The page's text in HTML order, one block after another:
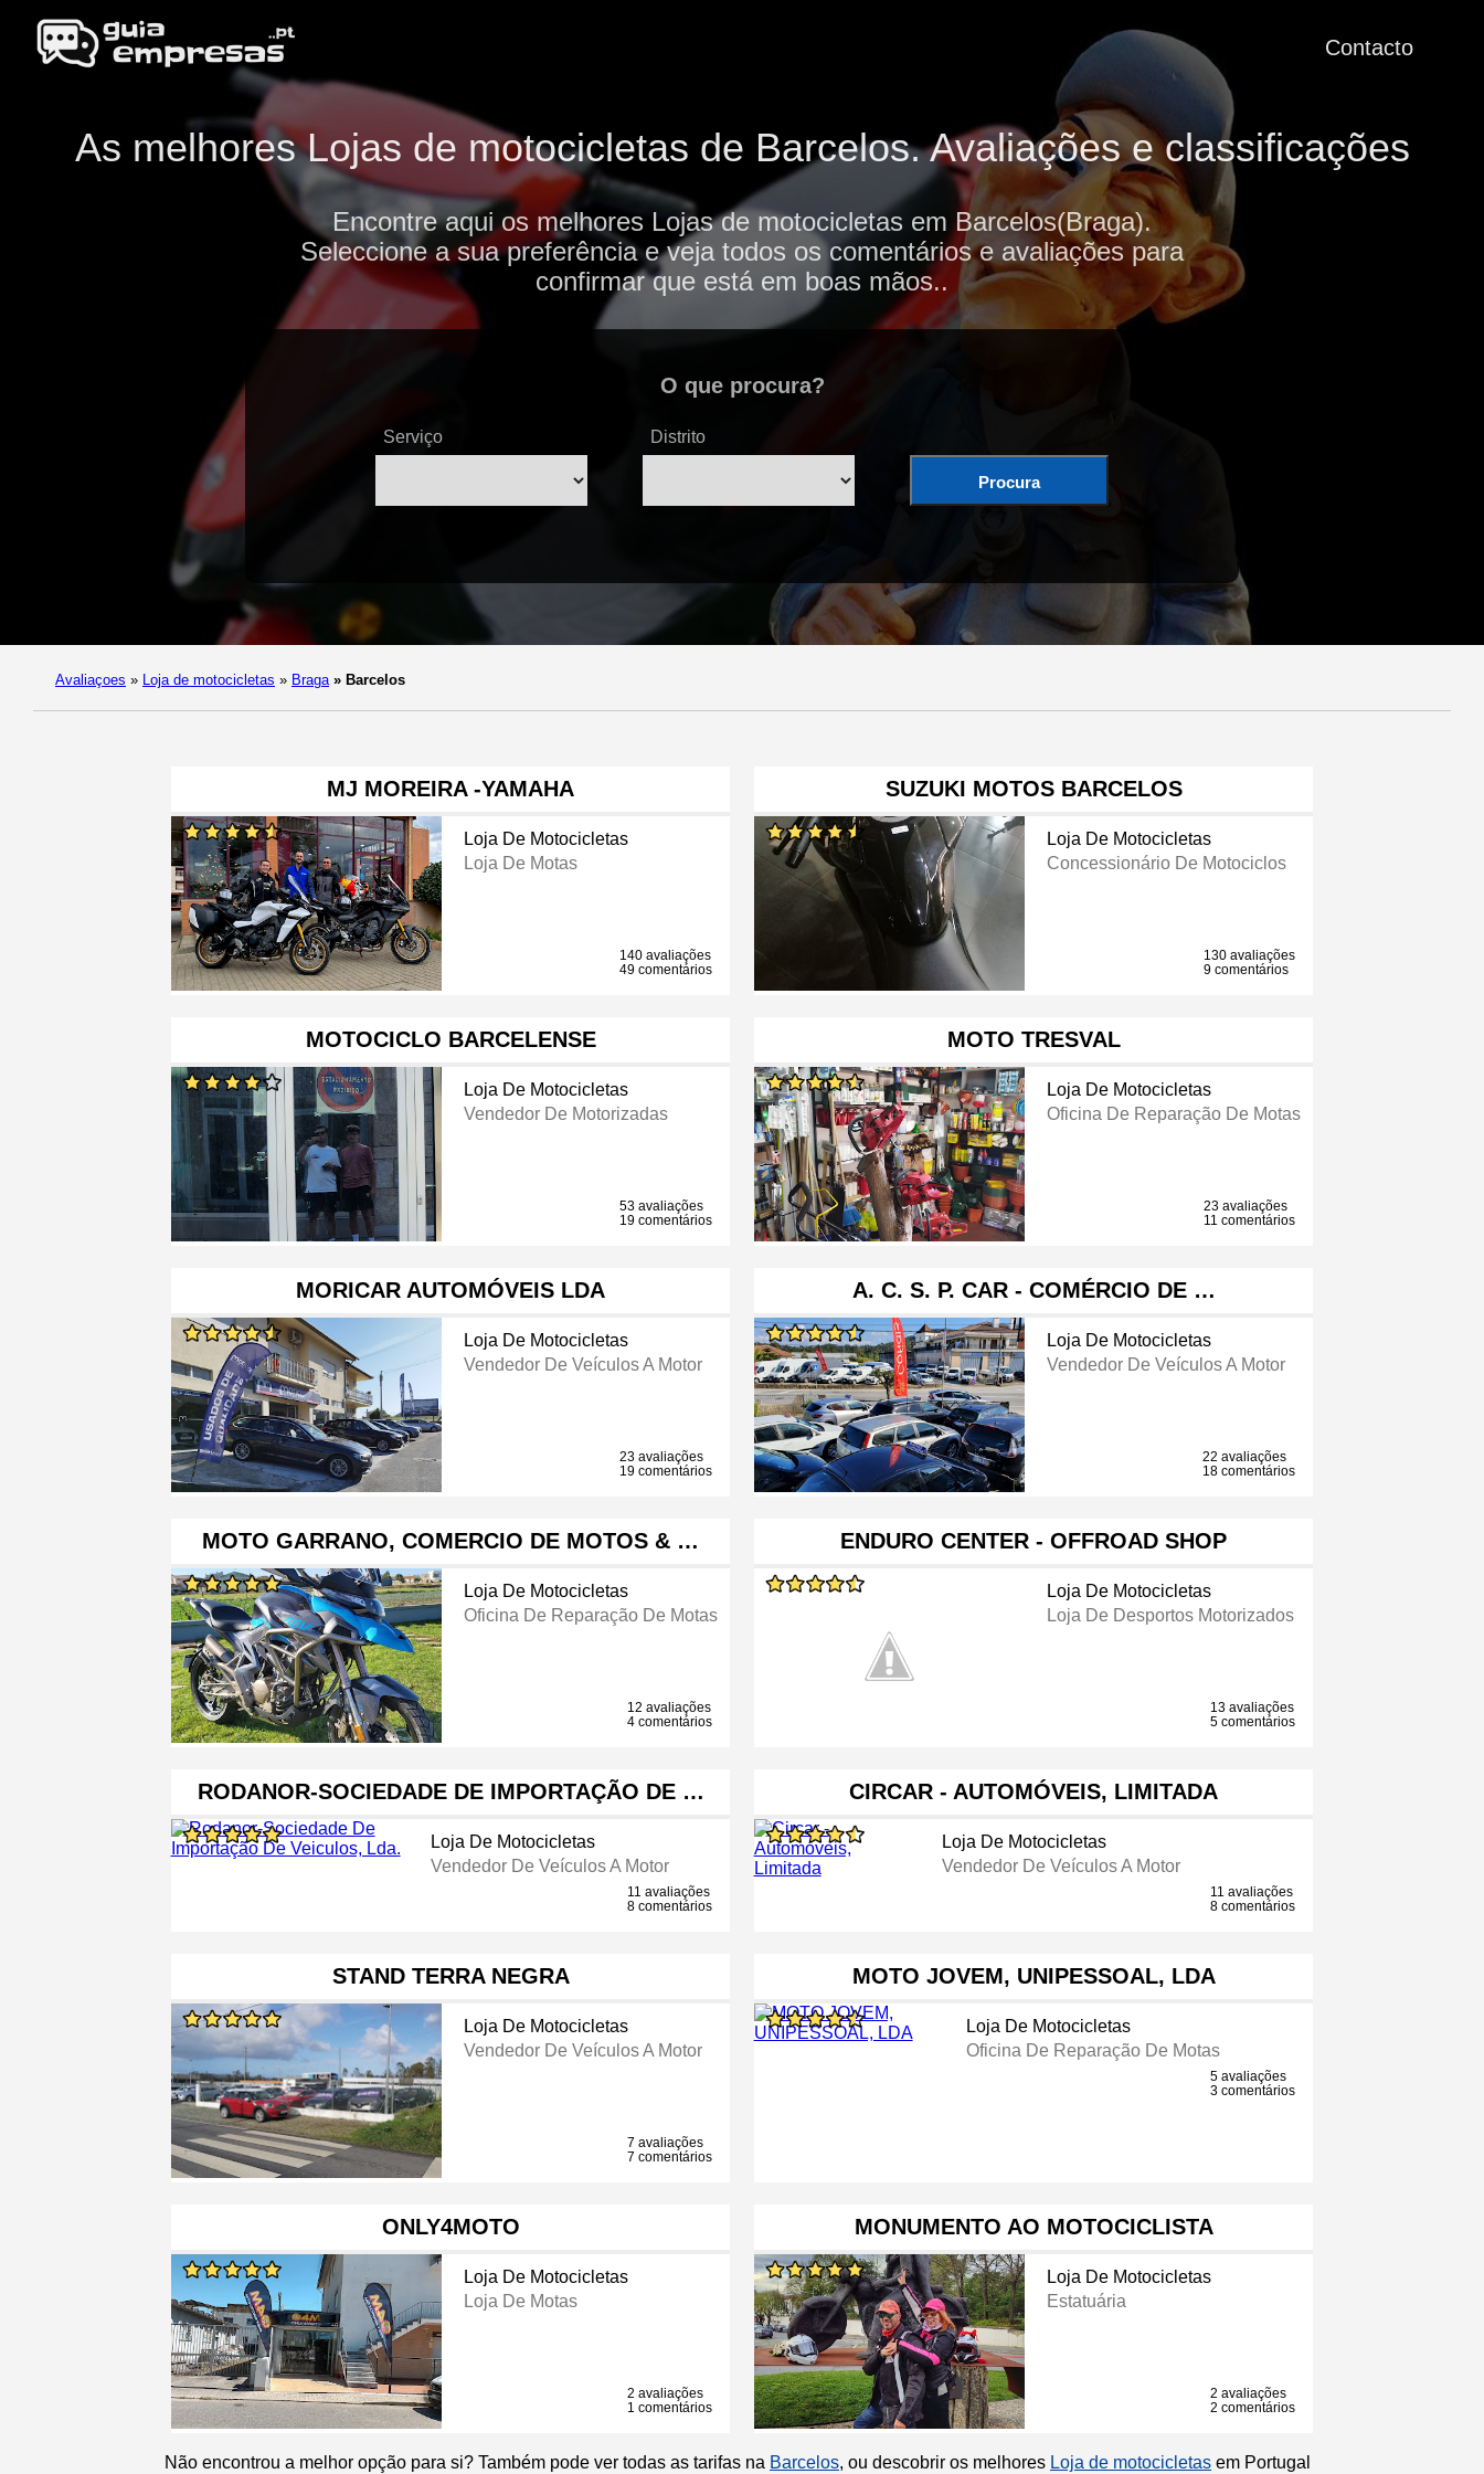
Contacto
As melhores Lojas de motocicletas de Barcelos. Avaliações e classificações
Encontre aqui os melhores Lojas de motocicletas em Barcelos(Braga).
Seleccione a sua preferência e veja todos os comentários e avaliações para
confirmar que está em boas mãos..
O que procura?
Serviço Distrito
Procura
Avaliaçoes » Loja de motocicletas » Braga » Barcelos
MJ MOREIRA -YAMAHA
Loja De Motocicletas
Loja De Motas
140 avaliações
49 comentários
SUZUKI MOTOS BARCELOS
Loja De Motocicletas
Concessionário De Motociclos
130 avaliações
9 comentários
MOTOCICLO BARCELENSE
Loja De Motocicletas
Vendedor De Motorizadas
53 avaliações
19 comentários
MOTO TRESVAL
Loja De Motocicletas
Oficina De Reparação De Motas
23 avaliações
11 comentários
MORICAR AUTOMÓVEIS LDA
Loja De Motocicletas
Vendedor De Veículos A Motor
23 avaliações
19 comentários
A. C. S. P. CAR - COMÉRCIO DE …
Loja De Motocicletas
Vendedor De Veículos A Motor
22 avaliações
18 comentários
MOTO GARRANO, COMERCIO DE MOTOS & …
Loja De Motocicletas
Oficina De Reparação De Motas
12 avaliações
4 comentários
ENDURO CENTER - OFFROAD SHOP
Loja De Motocicletas
Loja De Desportos Motorizados
13 avaliações
5 comentários
RODANOR-SOCIEDADE DE IMPORTAÇÃO DE …
Loja De Motocicletas
Vendedor De Veículos A Motor
11 avaliações
8 comentários
CIRCAR - AUTOMÓVEIS, LIMITADA
Loja De Motocicletas
Vendedor De Veículos A Motor
11 avaliações
8 comentários
STAND TERRA NEGRA
Loja De Motocicletas
Vendedor De Veículos A Motor
7 avaliações
7 comentários
MOTO JOVEM, UNIPESSOAL, LDA
Loja De Motocicletas
Oficina De Reparação De Motas
5 avaliações
3 comentários
ONLY4MOTO
Loja De Motocicletas
Loja De Motas
2 avaliações
1 comentários
MONUMENTO AO MOTOCICLISTA
Loja De Motocicletas
Estatuária
2 avaliações
2 comentários
Não encontrou a melhor opção para si? Também pode ver todas as tarifas na Barcelos, ou descobrir os melhores Loja de motocicletas em Portugal